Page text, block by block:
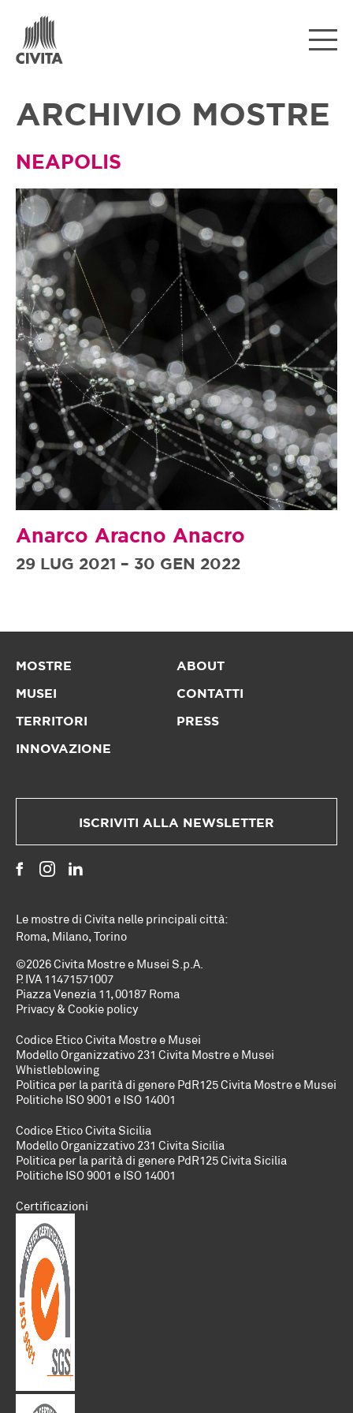
ARCHIVIO MOSTRE
NEAPOLIS
Anarco Aracno Anacro
29 LUG 2021 – 30 GEN 2022
MOSTRE
MUSEI
TERRITORI
INNOVAZIONE
ABOUT
CONTATTI
PRESS
ISCRIVITI ALLA NEWSLETTER
Le mostre di Civita nelle principali città:
Roma Milano Torino
©2026 Civita Mostre e Musei S.p.A.
P. IVA 11471571007
Piazza Venezia 11, 00187 Roma
Privacy & Cookie policy
Codice Etico Civita Mostre e Musei
Modello Organizzativo 231 Civita Mostre e Musei
Whistleblowing
Politica per la parità di genere PdR125 Civita Mostre e Musei
Politiche ISO 9001 e ISO 14001
Codice Etico Civita Sicilia
Modello Organizzativo 231 Civita Sicilia
Politica per la parità di genere PdR125 Civita Sicilia
Politiche ISO 9001 e ISO 14001
Certificazioni